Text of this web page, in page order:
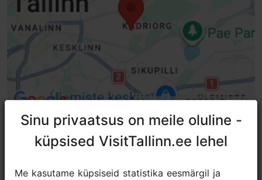
Sinu privaatsus on meile oluline -
küpsised VisitTallinn.ee lehel
Me kasutame küpsiseid statistika eesmärgil ja
Sinu privaatsus on meile oluline -
küpsised VisitTallinn.ee lehel
Me kasutame küpsiseid statistika eesmärgil ja